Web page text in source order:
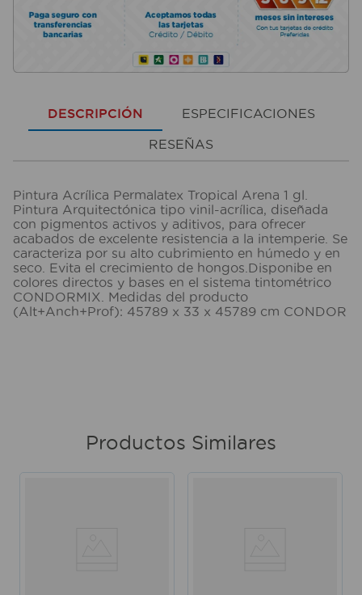
DESCRIPCIÓN ESPECIFICACIONES
RESEÑAS
Pintura Acrílica Permalatex Tropical Arena 1 gl.
Pintura Arquitectónica tipo vinil-acrílica, diseñada
con pigmentos activos y aditivos, para ofrecer
acabados de excelente resistencia a la intemperie. Se
caracteriza por su alto cubrimiento en húmedo y en
seco. Evita el crecimiento de hongos.Disponibe en
colores directos y bases en el sistema tintométrico
CONDORMIX. Medidas del producto
(Alt+Anch+Prof): 45789 x 33 x 45789 cm CONDOR
Productos Similares